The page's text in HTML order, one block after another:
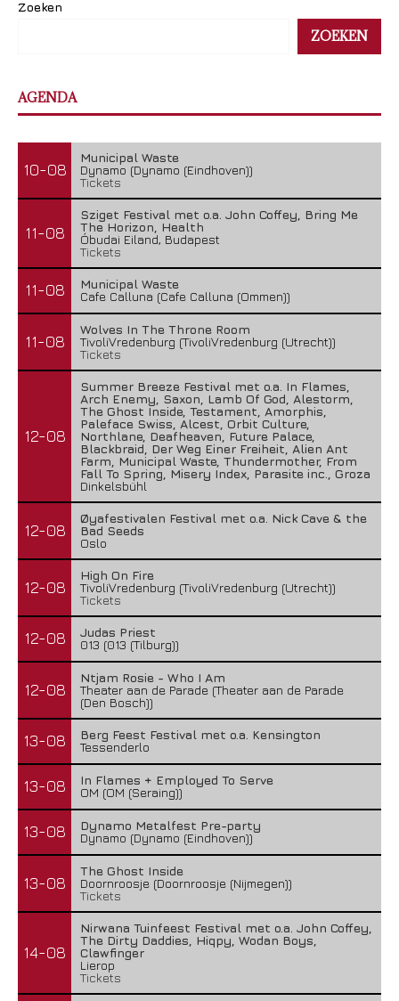
Zoeken
ZOEKEN
AGENDA
10-08
Municipal Waste
Dynamo (Dynamo (Eindhoven))
Tickets
11-08
Sziget Festival met o.a. John Coffey, Bring Me
The Horizon, Health
Óbudai Eiland, Budapest
Tickets
11-08
Municipal Waste
Cafe Calluna (Cafe Calluna (Ommen))
11-08
Wolves In The Throne Room
TivoliVredenburg (TivoliVredenburg (Utrecht))
Tickets
12-08
Summer Breeze Festival met o.a. In Flames,
Arch Enemy, Saxon, Lamb Of God, Alestorm,
The Ghost Inside, Testament, Amorphis,
Paleface Swiss, Alcest, Orbit Culture,
Northlane, Deafheaven, Future Palace,
Blackbraid, Der Weg Einer Freiheit, Alien Ant
Farm, Municipal Waste, Thundermother, From
Fall To Spring, Misery Index, Parasite inc., Groza
Dinkelsbühl
12-08
Øyafestivalen Festival met o.a. Nick Cave & the
Bad Seeds
Oslo
12-08
High On Fire
TivoliVredenburg (TivoliVredenburg (Utrecht))
Tickets
12-08
Judas Priest
013 (013 (Tilburg))
12-08
Ntjam Rosie - Who I Am
Theater aan de Parade (Theater aan de Parade
(Den Bosch))
13-08
Berg Feest Festival met o.a. Kensington
Tessenderlo
13-08
In Flames + Employed To Serve
OM (OM (Seraing))
13-08
Dynamo Metalfest Pre-party
Dynamo (Dynamo (Eindhoven))
13-08
The Ghost Inside
Doornroosje (Doornroosje (Nijmegen))
Tickets
14-08
Nirwana Tuinfeest Festival met o.a. John Coffey,
The Dirty Daddies, Hiqpy, Wodan Boys,
Clawfinger
Lierop
Tickets